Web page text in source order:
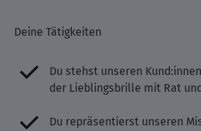
Deine Tätigkeiten
Du stehst unseren
der Lieblingsbrille mit Rat
Du repräsentierst unseren